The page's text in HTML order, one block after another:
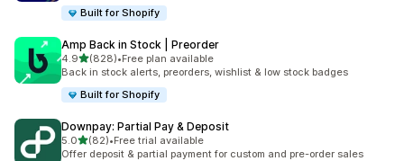
Built for Shopify
Amp Back in Stock | Preorder
4.9별 5개 중
(828)
총 리뷰 828개
•Free plan available
Back in stock alerts, preorders, wishlist & low stock badges
Built for Shopify
Downpay: Partial Pay & Deposit
5.0별 5개 중
(82)
총 리뷰 82개
•Free trial available
Offer deposit & partial payment for custom and pre-order sales